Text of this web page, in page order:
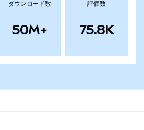
ダウンロード数
50M+
評価数
75.8K